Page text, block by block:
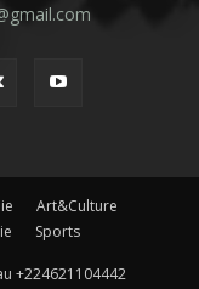
Art&Culture
Sports
+224621104442